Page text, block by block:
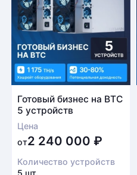
Готовый бизнес на BTC
5 устройств
Цена
от2 240 000 ₽
Количество устройств
5 шт.